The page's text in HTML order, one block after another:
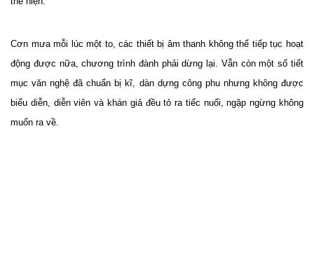
Cơn mưa mỗi lúc một to, các thiết bị âm thanh không thể tiếp tục hoạt
động được nữa, chương trình đành phải dừng lại. Vẫn còn một số tiết
mục văn nghệ đã chuẩn bị kĩ, dàn dựng công phu nhưng không được
biểu diễn, diễn viên và khán giả đều tỏ ra tiếc nuối, ngập ngừng không
muốn ra về.